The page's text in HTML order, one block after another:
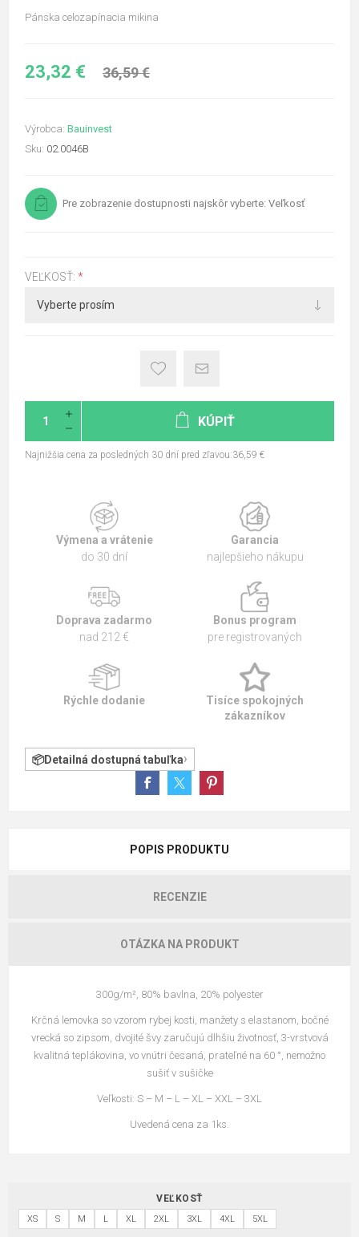
Pánska celozapínacia mikina
23,32 € 36,59 €
Výrobca: Bauinvest
Sku: 02.0046B
Pre zobrazenie dostupnosti najskôr vyberte: Veľkosť
VEĽKOSŤ: *
KÚPIŤ
Najnižšia cena za posledných 30 dní pred zľavou:36,59 €
Výmena a vrátenie
do 30 dní
Garancia
najlepšieho nákupu
Doprava zadarmo
nad 212 €
Bonus program
pre registrovaných
Rýchle dodanie
Tisíce spokojných
zákazníkov
Detailná dostupná tabuľka
POPIS PRODUKTU
RECENZIE
OTÁZKA NA PRODUKT
300g/m², 80% bavlna, 20% polyester
Krčná lemovka so vzorom rybej kosti, manžety s elastanom, bočné
vrecká so zipsom, dvojité švy zaručujú dlhšiu životnosť, 3-vrstvová
kvalitná teplákovina, vo vnútri česaná, prateľné na 60 °, nemožno
sušiť v sušičke
Veľkosti: S – M – L – XL – XXL – 3XL
Uvedená cena za 1ks.
VEĽKOSŤ
XS S M L XL 2XL 3XL 4XL 5XL